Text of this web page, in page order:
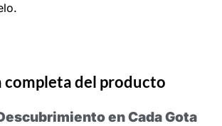
completa del producto
en Cada Gota